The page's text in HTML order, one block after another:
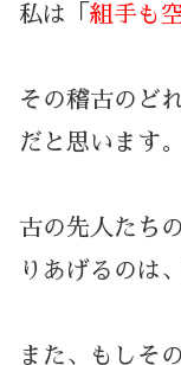
私は「 組手も
その稽古のど
だと思います。
古の先人たち
りあげるのは
また、もしそ